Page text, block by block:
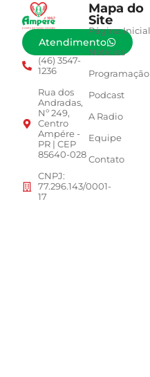
Atendimento
(46) 3547-
1236
Rua dos
Andradas,
Nº 249,
Centro
Ampére -
PR | CEP
85640-028
CNPJ:
77.296.143/0001-
17
Mapa do
Site
Página Inicial
Notícias
Programação
Podcast
A Radio
Equipe
Contato